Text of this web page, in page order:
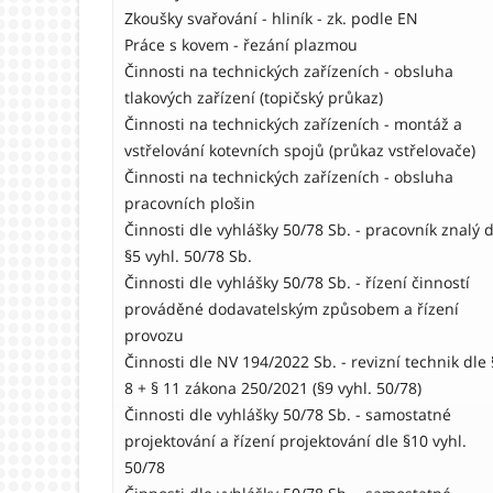
Zkoušky svařování - hliník - zk. podle EN
Práce s kovem - řezání plazmou
Činnosti na technických zařízeních - obsluha
tlakových zařízení (topičský průkaz)
Činnosti na technických zařízeních - montáž a
vstřelování kotevních spojů (průkaz vstřelovače)
Činnosti na technických zařízeních - obsluha
pracovních plošin
Činnosti dle vyhlášky 50/78 Sb. - pracovník znalý
§5 vyhl. 50/78 Sb.
Činnosti dle vyhlášky 50/78 Sb. - řízení činností
prováděné dodavatelským způsobem a řízení
provozu
Činnosti dle NV 194/2022 Sb. - revizní technik dle
8 + § 11 zákona 250/2021 (§9 vyhl. 50/78)
Činnosti dle vyhlášky 50/78 Sb. - samostatné
projektování a řízení projektování dle §10 vyhl.
50/78